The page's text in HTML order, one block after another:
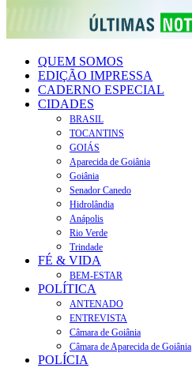
QUEM SOMOS
EDIÇÃO IMPRESSA
CADERNO ESPECIAL
CIDADES
BRASIL
TOCANTINS
GOIÁS
Aparecida de Goiânia
Goiânia
Senador Canedo
Hidrolândia
Anápolis
Rio Verde
Trindade
FÉ & VIDA
BEM-ESTAR
POLÍTICA
ANTENADO
ENTREVISTA
Câmara de Goiânia
Câmara de Aparecida de Goiânia
POLÍCIA